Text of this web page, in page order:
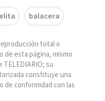
balacera
total o
de esta página, mismo
TELEDIARIO; su
constituye una
de conformidad con las